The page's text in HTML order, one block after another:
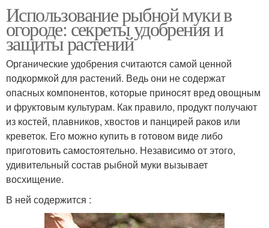
Использование рыбной муки в
огороде: секреты удобрения и
защиты растений
Органические удобрения считаются самой ценной
подкормкой для растений. Ведь они не содержат
опасных компонентов, которые приносят вред овощным
и фруктовым культурам. Как правило, продукт получают
из костей, плавников, хвостов и панцирей раков или
креветок. Его можно купить в готовом виде либо
приготовить самостоятельно. Независимо от этого,
удивительный состав рыбной муки вызывает
восхищение.
В ней содержится :